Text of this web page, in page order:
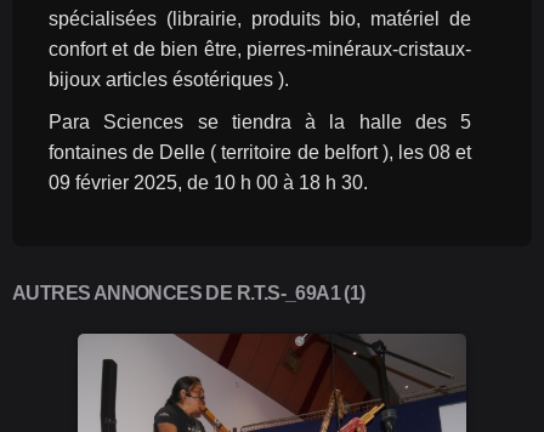
spécialisées (librairie, produits bio, matériel de
confort et de bien être, pierres-minéraux-cristaux-
bijoux articles ésotériques ).
Para Sciences se tiendra à la halle des 5
fontaines de Delle ( territoire de belfort ), les 08 et
09 février 2025, de 10 h 00 à 18 h 30.
AUTRES ANNONCES DE R.T.S-_69A1 (1)